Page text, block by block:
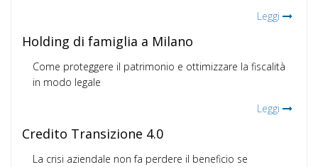
Leggi
Holding di famiglia a Milano
Come proteggere il patrimonio e ottimizzare la fiscalità
in modo legale
Leggi
Credito Transizione 4.0
La crisi aziendale non fa perdere il beneficio se